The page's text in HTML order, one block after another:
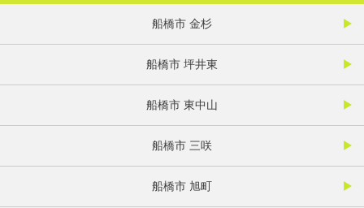
船橋市 金杉
船橋市 坪井東
船橋市 東中山
船橋市 三咲
船橋市 旭町